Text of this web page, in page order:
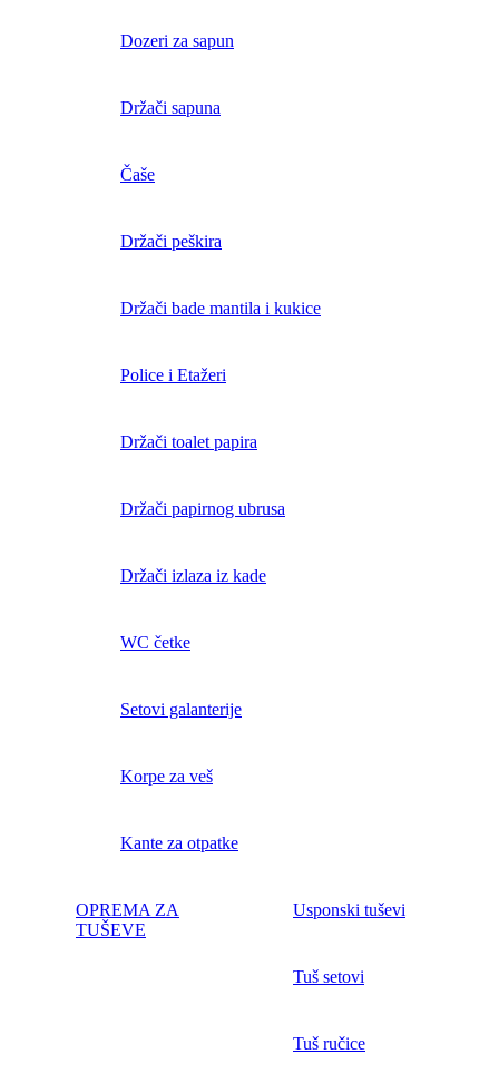
Dozeri za sapun
Držači sapuna
Čaše
Držači peškira
Držači bade mantila i kukice
Police i Etažeri
Držači toalet papira
Držači papirnog ubrusa
Držači izlaza iz kade
WC četke
Setovi galanterije
Korpe za veš
Kante za otpatke
OPREMA ZA
TUŠEVE
Usponski tuševi
Tuš setovi
Tuš ručice